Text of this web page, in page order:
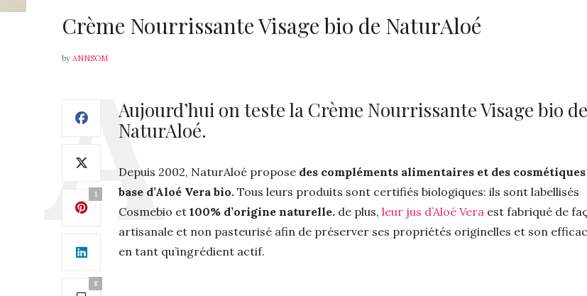
Crème Nourrissante Visage bio de NaturAloé
by ANNSOM
1
8
Aujourd’hui on teste la Crème Nourrissante Visage bio de
NaturAloé.
Depuis 2002, NaturAloé propose des compléments alimentaires et des cosmétiques
base d’Aloé Vera bio. Tous leurs produits sont certifiés biologiques: ils sont labellisés
Cosmebio et 100% d’origine naturelle. de plus, leur jus d’Aloé Vera est fabriqué de
artisanale et non pasteurisé afin de préserver ses propriétés originelles et son
en tant qu’ingrédient actif.